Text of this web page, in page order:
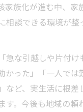
家族化が進む中、家
相談できる環境が整
急な引越しや片付け
かった」「一人では
など、実生活に根差
す。今後も地域の頼